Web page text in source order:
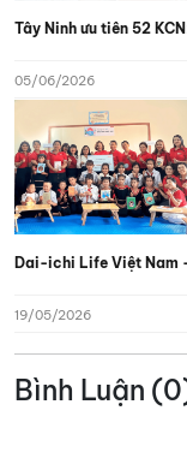
Tây Ninh ưu tiên 52
05/06/2026
Dai-ichi Life Việt Nam
19/05/2026
Bình Luận